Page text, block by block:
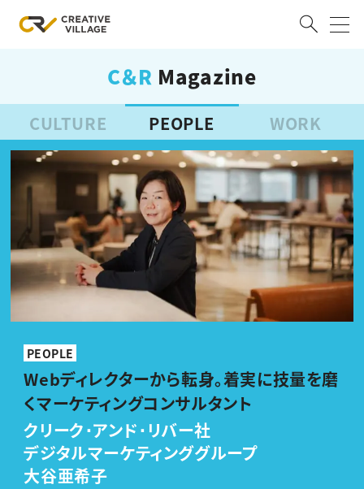
ログイン 会員登録
RECRUIT
クリエイター求人を探す
CREATIVE JOB求人検索
特集求人
採用説明会
転職支援サービス
CONTENTS
スキルアップしたい！
スキルアップしたい！ トップ
デザイン
プログラミング
動画配信・映像制作
編集・ライティング
マーケティング
ディレクション
業界解説・キャリア事情
お役立ち基礎知識
TOP Creator’s コラム
TOP Creator’s コラム トップ
Webクリエイター
アプリクリエイター
ゲームクリエイター
映像クリエイター
マーケッター
クリエイターインタビュー
C＆R Magazine
セミナー
ニュース・トレンド
ニュース・トレンド トップ
Web
映像
C＆R Magazine
CULTURE PEOPLE WORK
PEOPLE
Webディレクターから転身。着実に技量を磨
くマーケティングコンサルタント
クリーク･アンド･リバー社
デジタルマーケティンググループ
大谷亜希子